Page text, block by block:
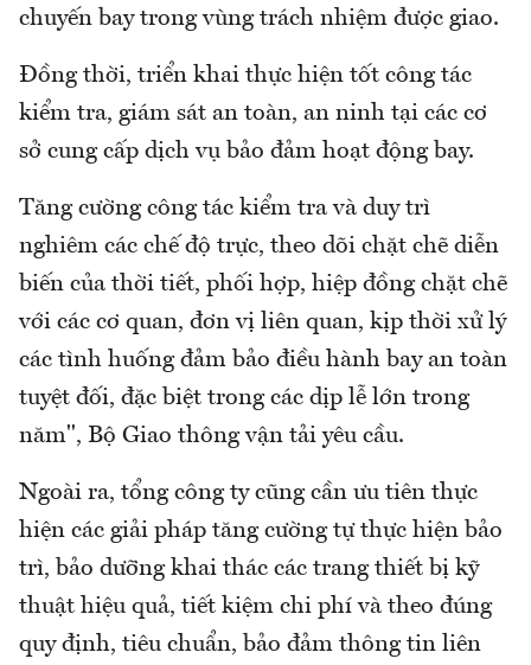
chuyến bay trong vùng trách nhiệm được giao.
Đồng thời, triển khai thực hiện tốt công tác
kiểm tra, giám sát an toàn, an ninh tại các cơ
sở cung cấp dịch vụ bảo đảm hoạt động bay.
Tăng cường công tác kiểm tra và duy trì
nghiêm các chế độ trực, theo dõi chặt chẽ diễn
biến của thời tiết, phối hợp, hiệp đồng chặt chẽ
với các cơ quan, đơn vị liên quan, kịp thời xử lý
các tình huống đảm bảo điều hành bay an toàn
tuyệt đối, đặc biệt trong các dịp lễ lớn trong
năm", Bộ Giao thông vận tải yêu cầu.
Ngoài ra, tổng công ty cũng cần ưu tiên thực
hiện các giải pháp tăng cường tự thực hiện bảo
trì, bảo dưỡng khai thác các trang thiết bị kỹ
thuật hiệu quả, tiết kiệm chi phí và theo đúng
quy định, tiêu chuẩn, bảo đảm thông tin liên